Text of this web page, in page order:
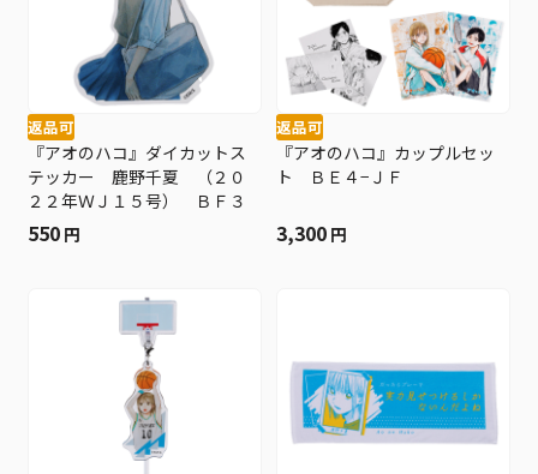
返品可
『アオのハコ』ダイカットス
テッカー 鹿野千夏 （２０
２２年ＷＪ１５号） ＢＦ３
550 円
返品可
『アオのハコ』カップルセッ
ト ＢＥ４−ＪＦ
3,300 円